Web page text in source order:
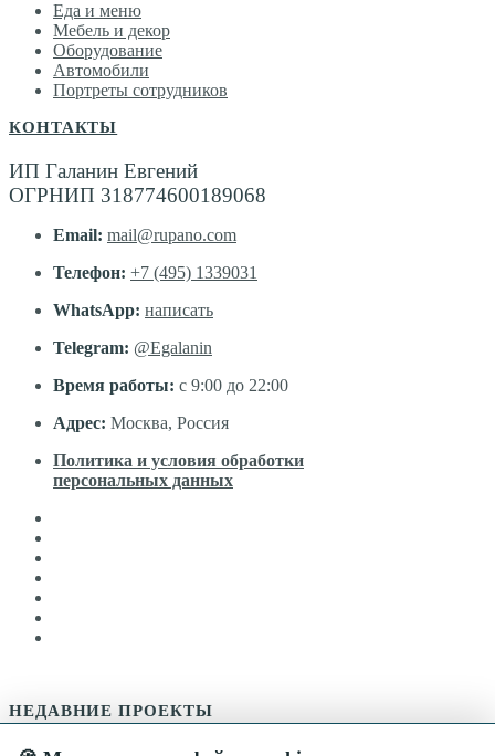
Еда и меню
Мебель и декор
Оборудование
Автомобили
Портреты сотрудников
КОНТАКТЫ
ИП Галанин Евгений
ОГРНИП 318774600189068
Email: mail@rupano.com
Телефон: +7 (495) 1339031
WhatsApp: написать
Telegram: @Egalanin
Время работы: с 9:00 до 22:00
Адрес: Москва, Россия
Политика и условия обработки
персональных данных
НЕДАВНИЕ ПРОЕКТЫ